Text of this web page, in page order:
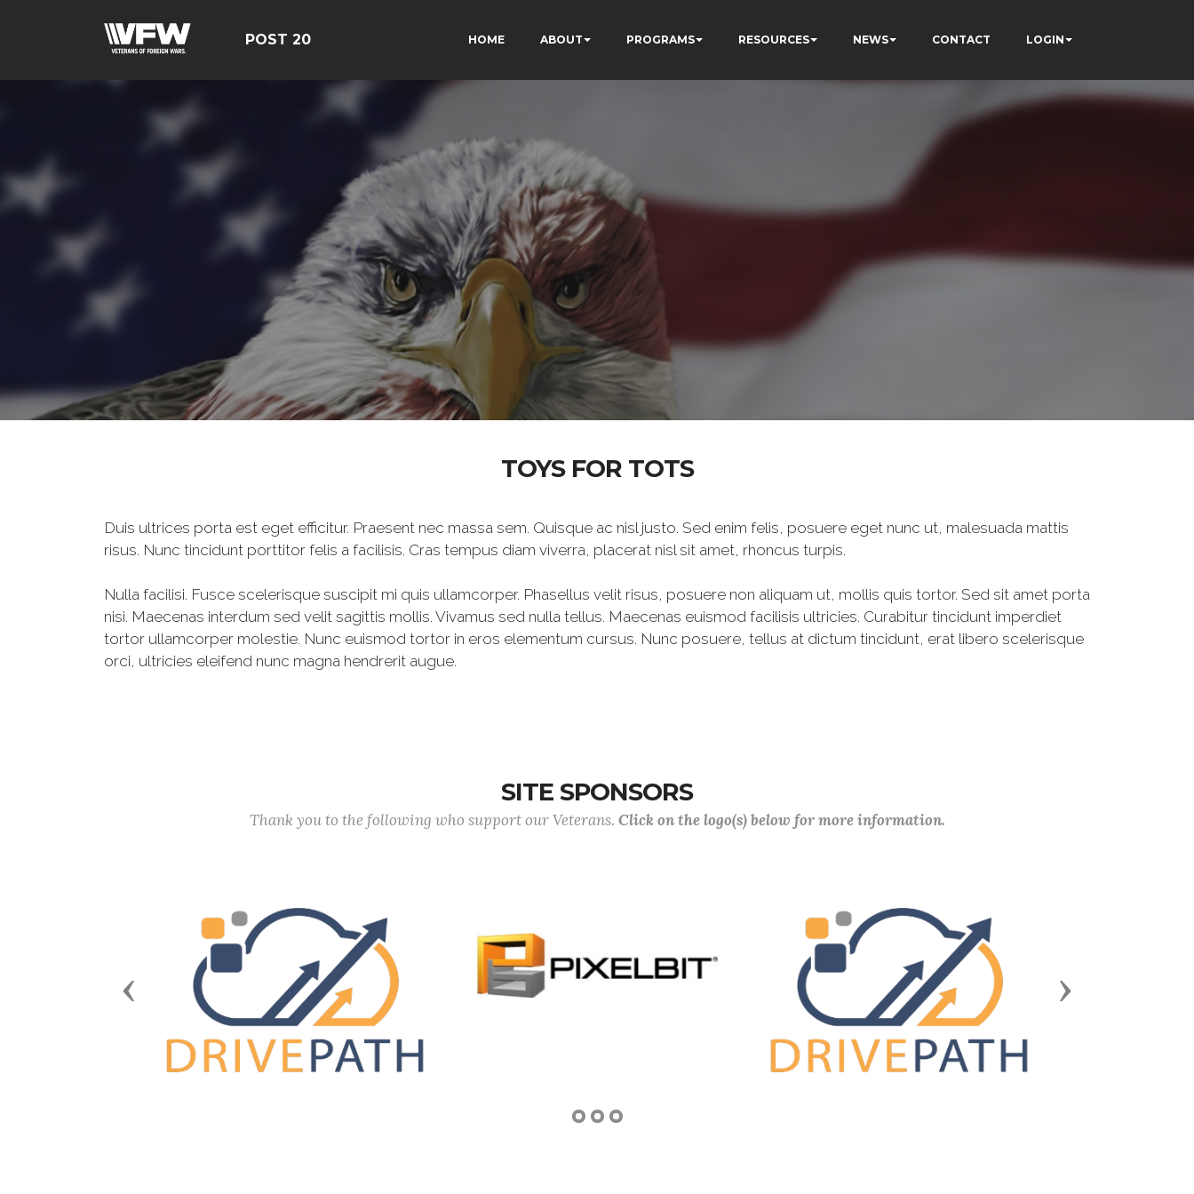
POST 20 HOME ABOUT PROGRAMS RESOURCES NEWS CONTACT LOGIN
TOYS FOR TOTS
Duis ultrices porta est eget efficitur. Praesent nec massa sem. Quisque ac nisl justo. Sed enim felis, posuere eget nunc ut, malesuada mattis
risus. Nunc tincidunt porttitor felis a facilisis. Cras tempus diam viverra, placerat nisl sit amet, rhoncus turpis.
Nulla facilisi. Fusce scelerisque suscipit mi quis ullamcorper. Phasellus velit risus, posuere non aliquam ut, mollis quis tortor. Sed sit amet porta
nisi. Maecenas interdum sed velit sagittis mollis. Vivamus sed nulla tellus. Maecenas euismod facilisis ultricies. Curabitur tincidunt imperdiet
tortor ullamcorper molestie. Nunc euismod tortor in eros elementum cursus. Nunc posuere, tellus at dictum tincidunt, erat libero scelerisque
orci, ultricies eleifend nunc magna hendrerit augue.
SITE SPONSORS
Thank you to the following who support our Veterans. Click on the logo(s) below for more information.
Previous Next